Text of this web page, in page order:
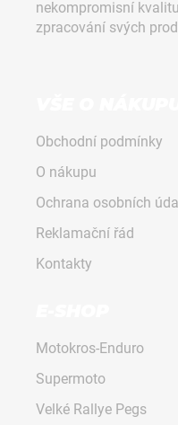
nekompromisní
zpracování svých
Obchodní podmínky
O nákupu
Ochrana osobních
Reklamační řád
Kontakty
Motokros-Enduro
Supermoto
Velké Rallye Pegs